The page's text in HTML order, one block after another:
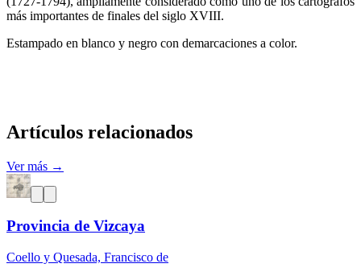
más importantes de finales del siglo XVIII.
Estampado en blanco y negro con demarcaciones a color.
Artículos relacionados
Ver más →
Provincia de Vizcaya
Coello y Quesada, Francisco de